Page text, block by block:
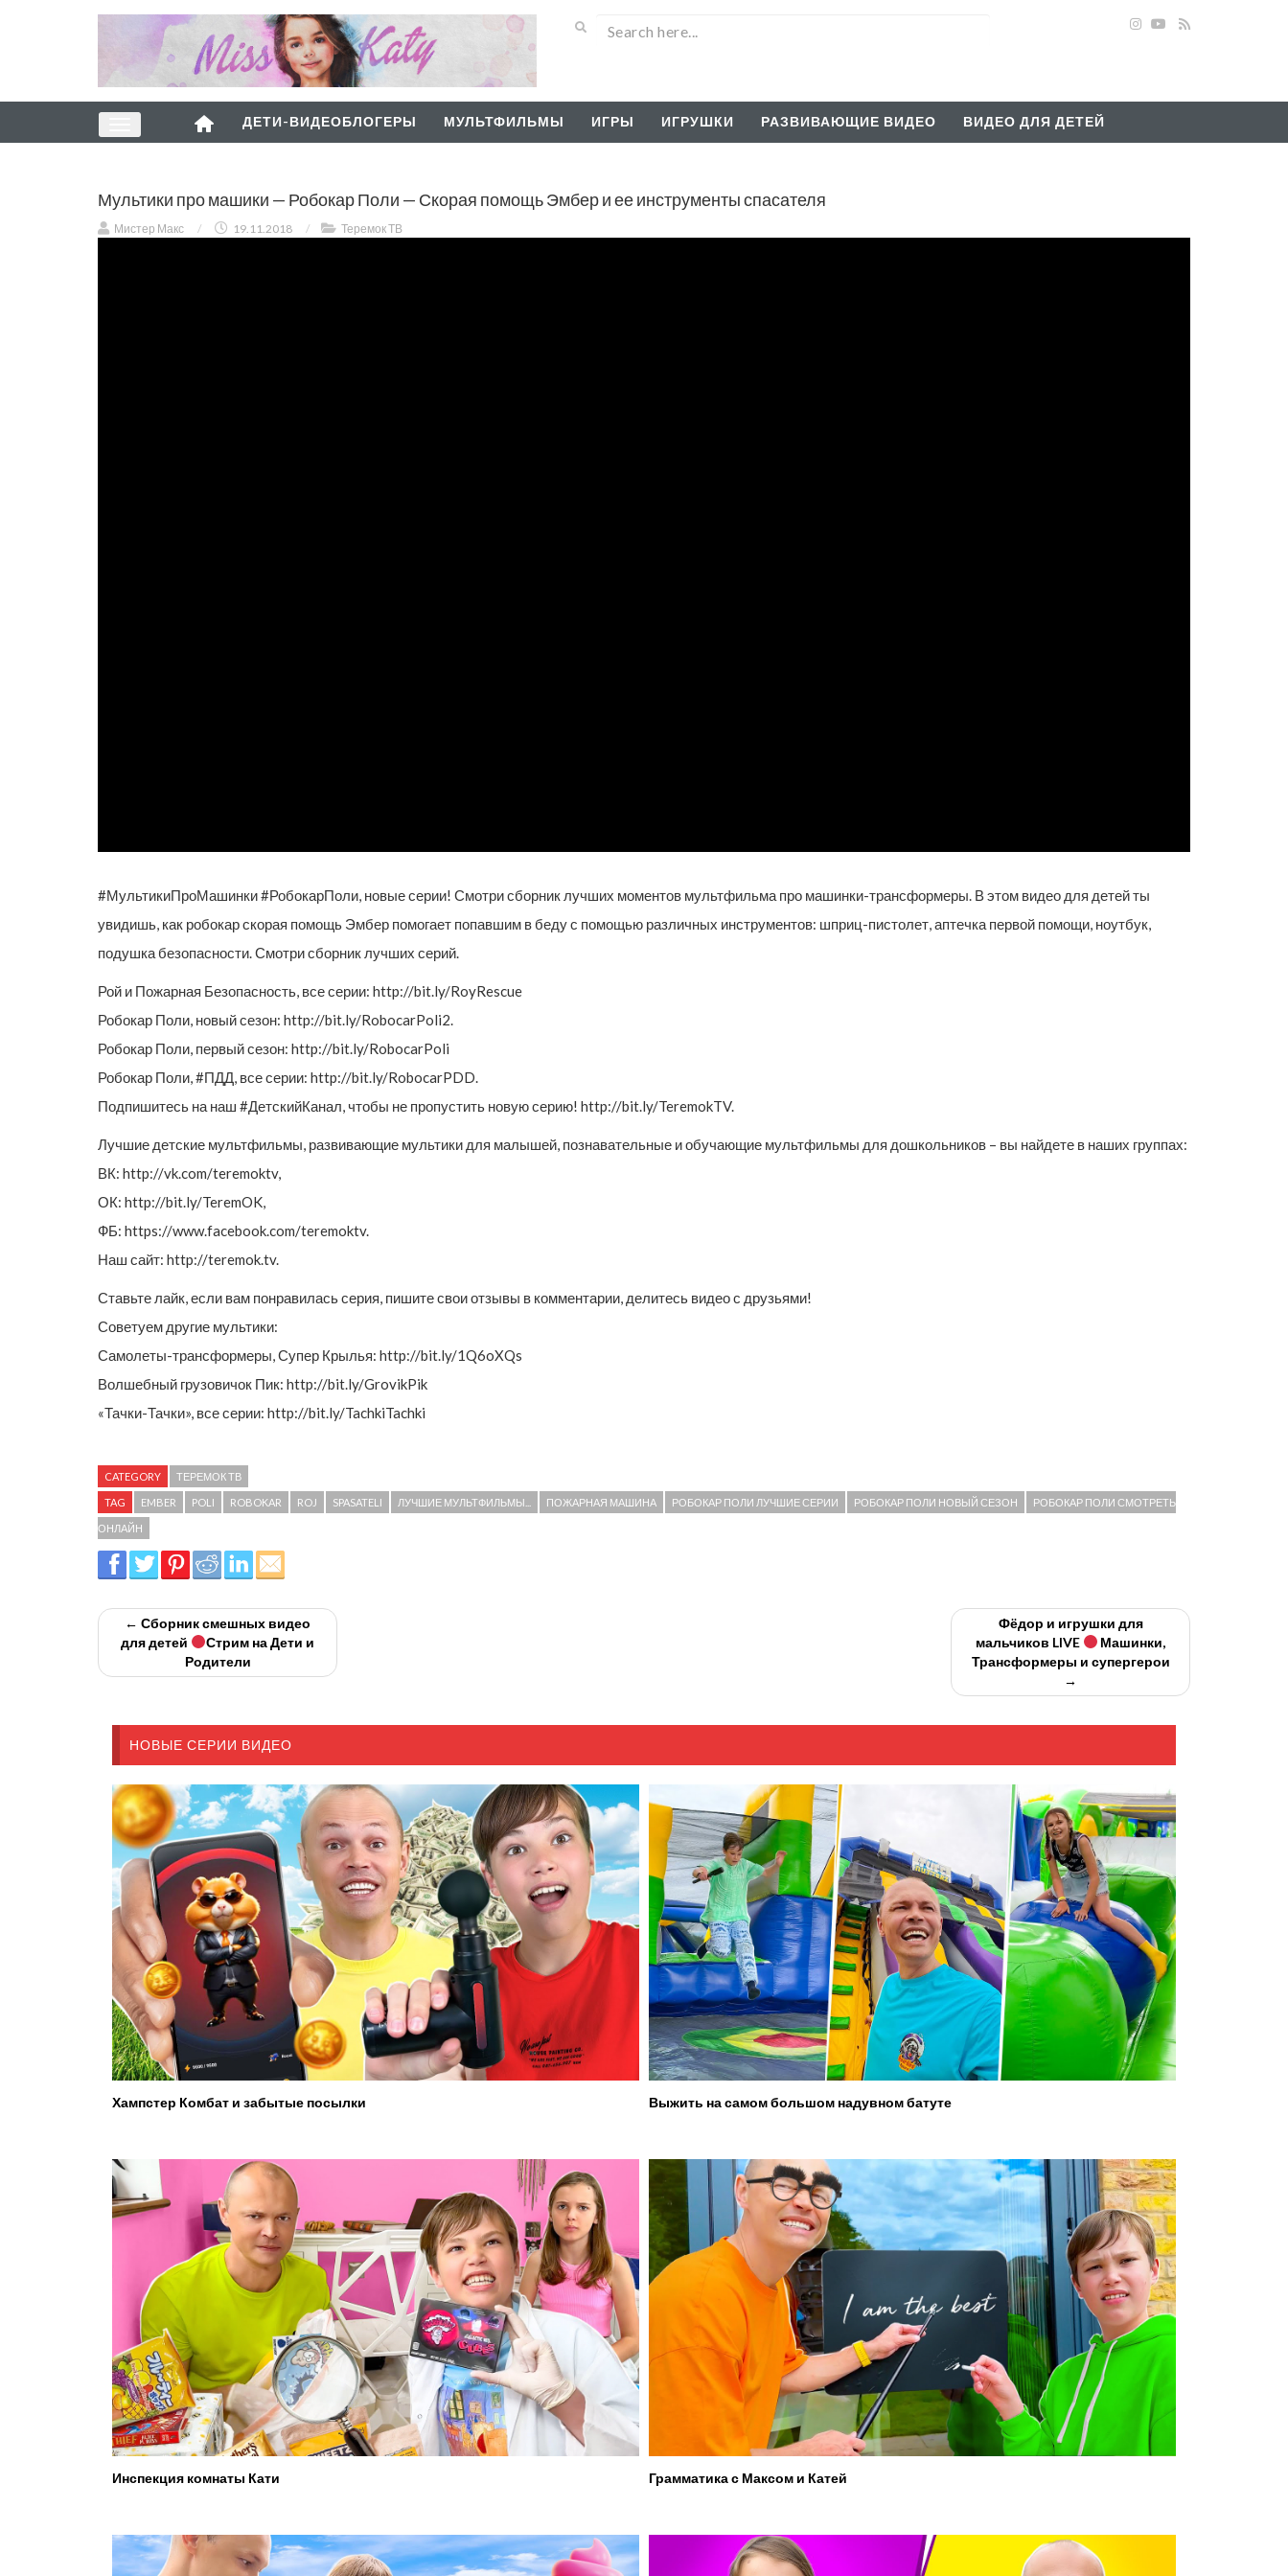
ДЕТИ-ВИДЕОБЛОГЕРЫ МУЛЬТФИЛЬМЫ ИГРЫ ИГРУШКИ РАЗВИВАЮЩИЕ ВИДЕО ВИДЕО ДЛЯ ДЕТЕЙ
Мультики про машики — Робокар Поли — Скорая помощь Эмбер и ее инструменты спасателя
Мистер Макс / 19.11.2018 / Теремок ТВ
#МультикиПроМашинки #РобокарПоли, новые серии! Смотри сборник лучших моментов мультфильма про машинки-трансформеры. В этом видео для детей ты
увидишь, как робокар скорая помощь Эмбер помогает попавшим в беду с помощью различных инструментов: шприц-пистолет, аптечка первой помощи, ноутбук,
подушка безопасности. Смотри сборник лучших серий.
Рой и Пожарная Безопасность, все серии: http://bit.ly/RoyRescue
Робокар Поли, новый сезон: http://bit.ly/RobocarPoli2.
Робокар Поли, первый сезон: http://bit.ly/RobocarPoli
Робокар Поли, #ПДД, все серии: http://bit.ly/RobocarPDD.
Подпишитесь на наш #ДетскийКанал, чтобы не пропустить новую серию! http://bit.ly/TeremokTV.
Лучшие детские мультфильмы, развивающие мультики для малышей, познавательные и обучающие мультфильмы для дошкольников – вы найдете в наших группах:
ВК: http://vk.com/teremoktv,
ОК: http://bit.ly/TeremOK,
ФБ: https://www.facebook.com/teremoktv.
Наш сайт: http://teremok.tv.
Ставьте лайк, если вам понравилась серия, пишите свои отзывы в комментарии, делитесь видео с друзьями!
Советуем другие мультики:
Самолеты-трансформеры, Супер Крылья: http://bit.ly/1Q6oXQs
Волшебный грузовичок Пик: http://bit.ly/GrovikPik
«Тачки-Тачки», все серии: http://bit.ly/TachkiTachki
CATEGORY ТЕРЕМОК ТВ
TAG EMBER POLI ROBOKAR ROJ SPASATELI ЛУЧШИЕ МУЛЬТФИЛЬМЫ... ПОЖАРНАЯ МАШИНА РОБОКАР ПОЛИ ЛУЧШИЕ СЕРИИ РОБОКАР ПОЛИ НОВЫЙ СЕЗОН РОБОКАР ПОЛИ СМОТРЕТЬ
ОНЛАЙН
← Сборник смешных видео
для детей
Стрим на Дети и
Родители
Фёдор и игрушки для
мальчиков LIVE
Машинки,
Трансформеры и супергерои
→
НОВЫЕ СЕРИИ ВИДЕО
Хампстер Комбат и забытые посылки Выжить на самом большом надувном батуте
Инспекция комнаты Кати Грамматика с Максом и Катей